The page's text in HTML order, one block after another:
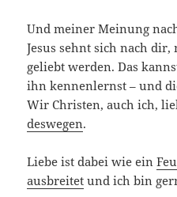
Und meiner Meinung
Jesus sehnt sich nach
geliebt werden. Das
ihn kennenlernst – und
Wir Christen, auch ich,
deswegen.
Liebe ist dabei wie ein
ausbreitet und ich bin